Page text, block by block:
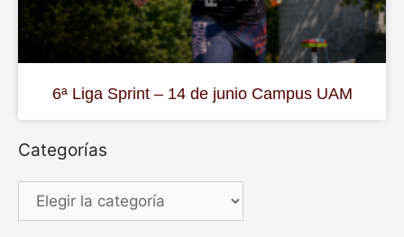
6ª Liga Sprint – 14 de junio Campus UAM
Categorías